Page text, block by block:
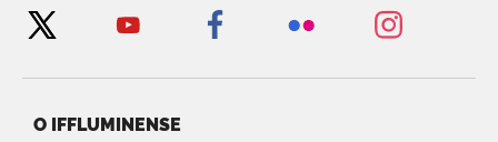
O IFFLUMINENSE